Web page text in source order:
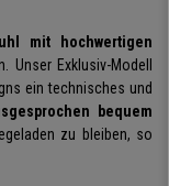
mit hochwertigen
Unser Exklusiv-Modell
ein technisches und
bequem
zu bleiben, so